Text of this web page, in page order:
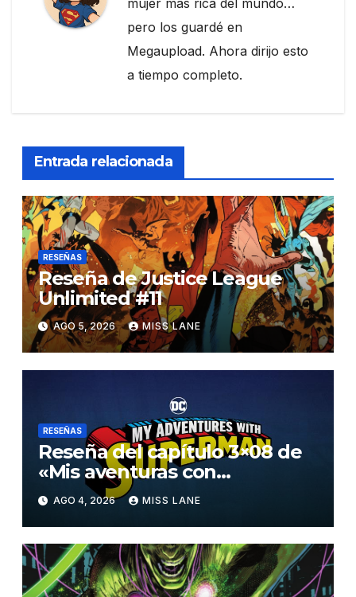
pero los guardé en
Megaupload. Ahora dirijo esto
a tiempo completo.
Entrada relacionada
RESEÑAS
Reseña de Justice League
Unlimited #11
AGO 5, 2026 MISS LANE
RESEÑAS
Reseña del capítulo 3×08 de
«Mis aventuras con
Superman»
AGO 4, 2026 MISS LANE